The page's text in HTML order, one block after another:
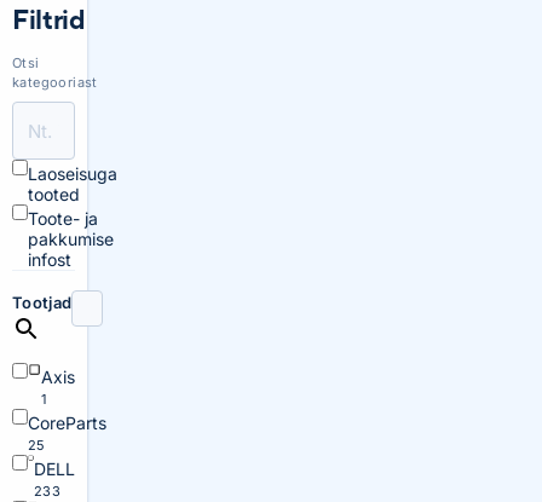
Filtrid
Otsi
kategooriast
Laoseisuga
tooted
Toote- ja
pakkumise
infost
Tootjad
Axis
1
CoreParts
25
DELL
233